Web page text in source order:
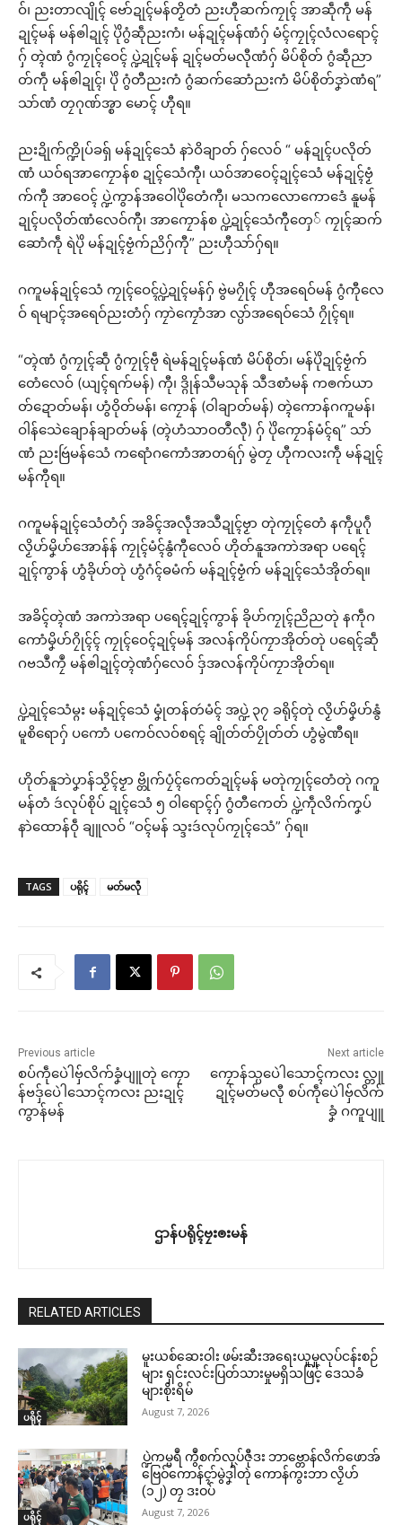
ဝ်၊ ညးတာလျိုၚ် ဗော်ဍုၚ်မန်တၟိတံ ညးဟီုဆက်ကၠုၚ် အာဆဵုကဵု မန်
ဍုၚ်မန် မန်ၜါဍုၚ် ပိုဲဂွံဆဵုညးကံ၊ မန်ဍုၚ်မန်ဏံဂှ် မံၚ်ကၠုၚ်လံလရောၚ်
ဂှ် တ္ၚဲဏံ ဂွံကၠုၚ်ဝေၚ် ပ္ဍဲဍုၚ်မန် ဍုၚ်မတ်မလီုဏံဂှ် မိပ်စိုတ် ဂွံဆဵုညာ
တ်ကဵု မန်ၜါဍုၚ်၊ ပိုဲ ဂွံတီညးကံ ဂွံဆက်ဆောံညးကံ မိပ်စိုတ်ဒၞာဲဏံရ”
သာ်ဏံ တၠဂုဏ်အ္စာ မောၚ် ဟီုရ။
ညးဍိုက်က္ဍိုပ်ခရှ် မန်ဍုၚ်သေံ နာဲဝိချာတ် ဂှ်လေဝ် “ မန်ဍုၚ်ပလိုတ်
ဏံ ယဝ်ရအာကၠောန်စ ဍုၚ်သေံကီု၊ ယဝ်အာဝေၚ်ဍုၚ်သေံ မန်ဍုၚ်ဗၟံ
က်ကီု အာဝေၚ် ပ္ဍဲကွာန်အဝေါပိုဲတေံကီု၊ မသကလောကောဒေံ နူမန်
ဍုၚ်ပလိုတ်ဏံလေဝ်ကီု၊ အာကၠောန်စ ပ္ဍဲဍုၚ်သေံကီုတှေ် ကၠုၚ်ဆက်
ဆောံကဵု ရဲပိုဲ မန်ဍုၚ်ဗၟံက်ညိဂှ်ကီု” ညးဟီုသာ်ဂှ်ရ။
ဂကူမန်ဍုၚ်သေံ ကၠုၚ်ဝေၚ်ပ္ဍဲဍုၚ်မန်ဂှ် ဗွဲမဂၠိုၚ် ဟီုအရေဝ်မန် ဂွံကီုလေ
ဝ် ရမျာၚ်အရေဝ်ညးတံဂှ် ကၠာဲကၠောံအာ လ္ပာ်အရေဝ်သေံ ဂၠိုၚ်ရ။
“တ္ၚဲဏံ ဂွံကၠုၚ်ဆဵု ဂွံကၠုၚ်ဗဵု ရဲမန်ဍုၚ်မန်ဏံ မိပ်စိုတ်၊ မန်ပိုဲဍုၚ်ဗၟံက်
တေံလေဝ် (ယျၚ်ရက်မန်) ကီု၊ ဒ္ဂိုန်သဳမသုန် သဳဒစာံမန် ကၜက်ယာ
တ်ဍောတ်မန်၊ ဟွံဝိုတ်မန်၊ ကၠောန် (ဝါချာတ်မန်) တ္ၚဲကောန်ဂကူမန်၊
ဝါန်သေဲချောန်ချာတ်မန် (တ္ၚဲဟံသာဝတဳလီု) ဂှ် ပိုဲကၠောန်မံၚ်ရ” သာ်
ဏံ ညးဗြဴမန်သေံ ကရောံဂကောံအာတရဴဂှ် မွဲတၠ ဟီုကလးကဵု မန်ဍုၚ်
မန်ကီုရ။
ဂကူမန်ဍုၚ်သေံတံဂှ် အခိၚ်အလဵုအသဳဍုၚ်ဗၟာ တုဲကၠုၚ်တေံ နကဵုပူဂဵု
လၟိဟ်မၞိဟ်အောန်န် ကၠုၚ်မံၚ်နွံကီုလေဝ် ဟိုတ်နူအကာဲအရာ ပရေၚ်
ဍုၚ်ကွာန် ဟွံခိုဟ်တုဲ ဟွံဂံၚ်ဓမံက် မန်ဍုၚ်ဗၟံက် မန်ဍုၚ်သေံအိုတ်ရ။
အခိၚ်တ္ၚဲဏံ အကာဲအရာ ပရေၚ်ဍုၚ်ကွာန် ခိုဟ်ကၠုၚ်ညိညတုဲ နကဵုဂ
ကောံမၞိဟ်ဂၠိုၚ်ၚ် ကၠုၚ်ဝေၚ်ဍုၚ်မန် အလန်ကိုပ်ကၠာအိုတ်တုဲ ပရေၚ်ဆဵု
ဂဗသဳကၠဳ မန်ၜါဍုၚ်တ္ၚဲဏံဂှ်လေဝ် ဒှ်အလန်ကိုပ်ကၠာအိုတ်ရ။
ပ္ဍဲဍုၚ်သေံမ္ဂး မန်ဍုၚ်သေံ မၞုံတန်တဴမံၚ် အပ္ဍဲ ၃၇ ခရိုၚ်တုဲ လၟိဟ်မၞိဟ်နွံ
မူစိရောဂှ် ပကောံ ပကေဝ်လဝ်စရၚ် ချိုတ်တ်ပၠိုတ်တ် ဟွံမွဲဏီရ။
ဟိုတ်နူဘဲပၞာန်သၟိၚ်ဗၟာ ဗ္တိုက်ပၠံၚ်ကေတ်ဍုၚ်မန် မတုဲကၠုၚ်တေံတုဲ ဂကူ
မန်တံ ဒဴလုပ်စိုပ် ဍုၚ်သေံ ၅ ဝါရောၚ်ဂှ် ဂွံတီကေတ် ပ္ဍဲကဵုလိက်ကၞပ်
နာဲထောန်ဝဵု ချူလဝ် “ဝၚ်မန် သ္ဒးဒဴလုပ်ကၠုၚ်သေံ” ဂှ်ရ။
TAGS ပရိုၚ် မတ်မလီု
Previous article
စပ်ကဵုပေဲါဗှ်လိက်ခၞံပျူတုဲ ကၠော
န်ဗဒှ်ပေဲါသောၚ်ကလး ညးဍုၚ်
ကွာန်မန်
Next article
ကၠောန်သ္ပပေဲါသောၚ်ကလး လ္တူ
ဍုၚ်မတ်မလီု စပ်ကဵုပေဲါဗှ်လိက်
ခၞံ ဂကူပျူ
ဌာန်ပရိုၚ်ဗၠးၜးမန်
RELATED ARTICLES
ပရိုၚ်
မူးယစ်ဆေးဝါး ဖမ်းဆီးအရေးယူမှုလုပ်ငန်းစဉ်
များ ရှင်းလင်းပြတ်သားမှုမရှိသဖြင့် ဒေသခံ
များစိုးရိမ်
August 7, 2026
ပရိုၚ်
ပ္ဍဲကမ္မရဳ ကွဳစက်လုပ်ဇီုဒး ဘာဗ္တောန်လိက်ဖောအ်
ဗြေဝ်ကောန်ၚာ်မွဲဒၞါဲတုဲ ကောန်ကွးဘာ လၟိဟ်
(၁၂) တၠ ဒးဝပ်
August 7, 2026